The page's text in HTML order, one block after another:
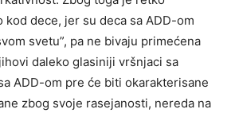
kod dece, jer su deca sa ADD-om
svetu”, pa ne bivaju primećena
daleko glasiniji vršnjaci sa
ADD-om pre će biti okarakterisane
zbog svoje rasejanosti, nereda na